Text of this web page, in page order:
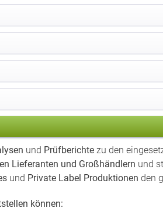
und Prüfberichte zu den
Lieferanten und Großhändlern und
und Private Label Produktionen den
können: